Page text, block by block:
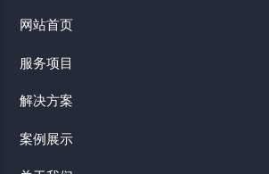
网站首页
服务项目
解决方案
案例展示